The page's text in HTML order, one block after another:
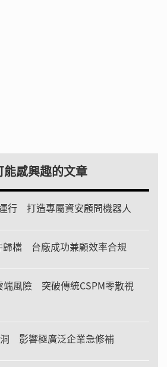
能感興趣的文章
行 打造專屬資安顧問機器人
歸檔 台廠成功兼顧效率合規
端風險 突破傳統CSPM零散視
影響極廣泛企業急修補